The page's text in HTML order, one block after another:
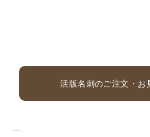
活版名刺のご注文・お